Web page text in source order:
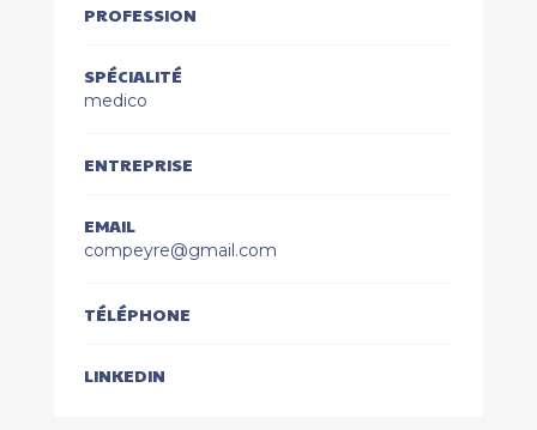
PROFESSION
SPÉCIALITÉ
medico
ENTREPRISE
EMAIL
compeyre@gmail.com
TÉLÉPHONE
LINKEDIN